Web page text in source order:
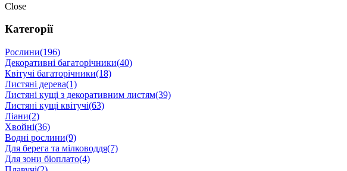
Close
Категорії
Рослини(196)
Декоративні багаторічники(40)
Квітучі багаторічники(18)
Листяні дерева(1)
Листяні кущі з декоративним листям(39)
Листяні кущі квітучі(63)
Ліани(2)
Хвойні(36)
Водні рослини(9)
Для берега та мілководдя(7)
Для зони біоплато(4)